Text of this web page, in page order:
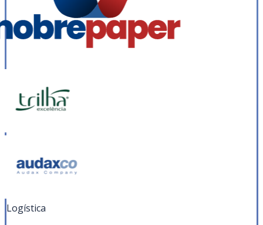
Logística